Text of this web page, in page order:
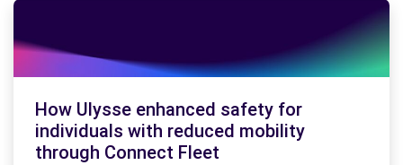
How Ulysse enhanced safety for
individuals with reduced mobility
through Connect Fleet